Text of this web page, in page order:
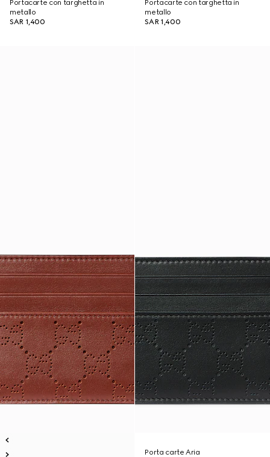
Portacarte con targhetta in
metallo
SAR 1,400
Portacarte con targhetta in
metallo
SAR 1,400
Porta carte Aria